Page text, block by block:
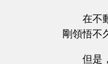
在不
剛領悟不
但是